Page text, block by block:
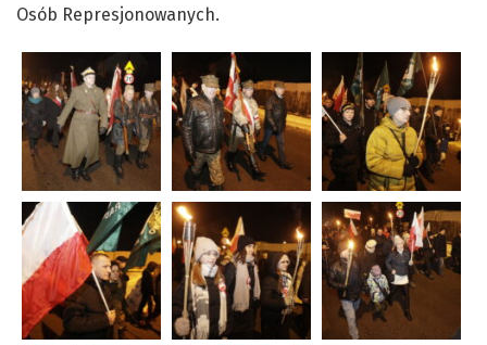
Osób Represjonowanych.